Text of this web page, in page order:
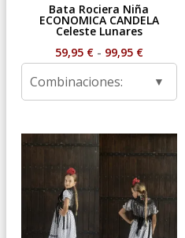
Bata Rociera Niña
ECONOMICA CANDELA
Celeste Lunares
59,95 € - 99,95 €Rango
59,95 €
hasta
99,95 €
Combinaciones: